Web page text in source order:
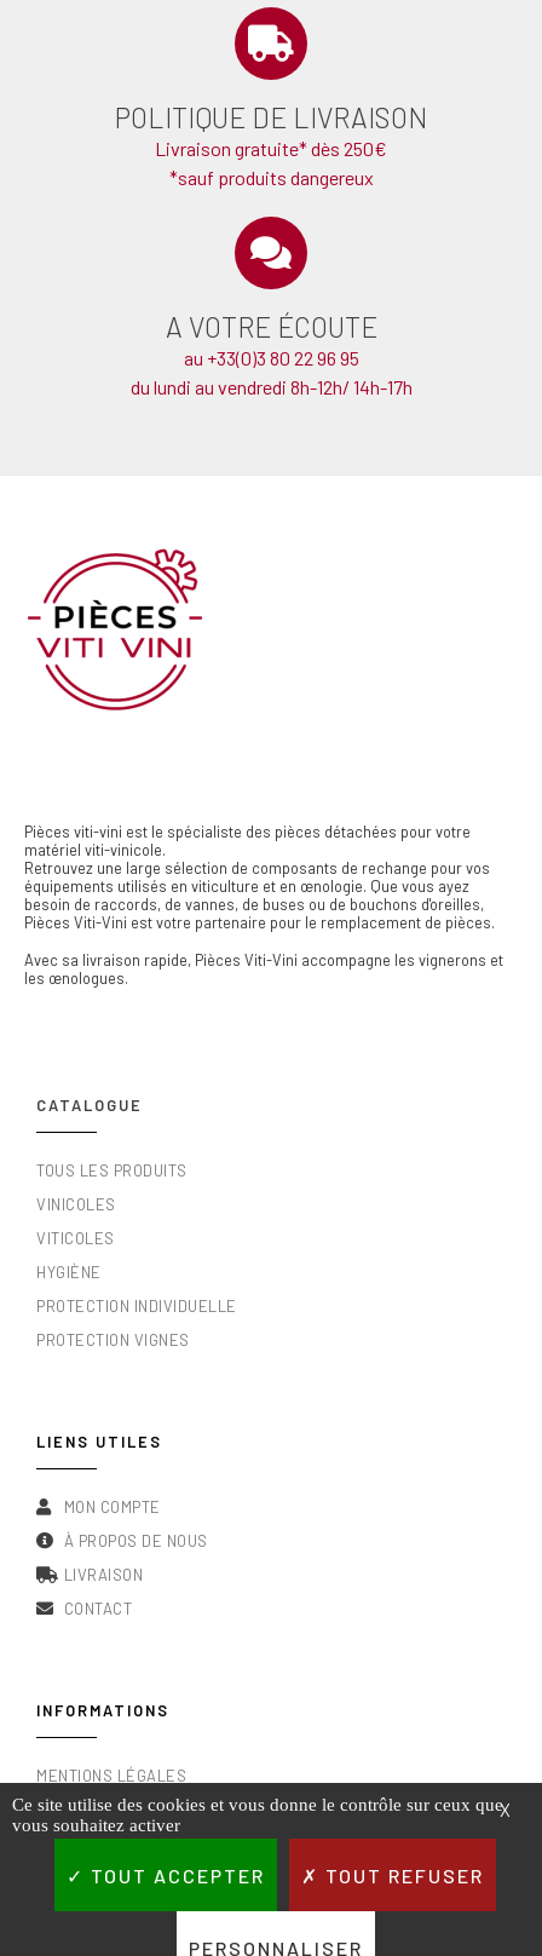
POLITIQUE DE LIVRAISON
Livraison gratuite* dès 250€
*sauf produits dangereux
A VOTRE ÉCOUTE
au +33(0)3 80 22 96 95
du lundi au vendredi 8h-12h/ 14h-17h
Pièces viti-vini est le spécialiste des pièces détachées pour votre
matériel viti-vinicole.
Retrouvez une large sélection de composants de rechange pour vos
équipements utilisés en viticulture et en œnologie. Que vous ayez
besoin de raccords, de vannes, de buses ou de bouchons d'oreilles,
Pièces Viti-Vini est votre partenaire pour le remplacement de pièces.
Avec sa livraison rapide, Pièces Viti-Vini accompagne les vignerons et
les œnologues.
CATALOGUE
TOUS LES PRODUITS
VINICOLES
VITICOLES
HYGIÈNE
PROTECTION INDIVIDUELLE
PROTECTION VIGNES
LIENS UTILES
MON COMPTE
À PROPOS DE NOUS
LIVRAISON
CONTACT
INFORMATIONS
MENTIONS LÉGALES
CONDITIONS GÉNÉRALES DE VENTE
RGPD & POLITIQUE DE CONFIDENTIALITÉ
X
Ce site utilise des cookies et vous donne le contrôle sur ceux que
vous souhaitez activer
TOUT ACCEPTER TOUT REFUSER
PERSONNALISER